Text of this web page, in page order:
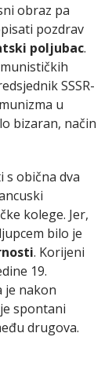
obraz pa
pozdrav
poljubac.
SSSR-
u
bizaran, način
s obična dva
kolege. Jer,
bilo je
. Korijeni
19.
je nakon
spontani
drugova.